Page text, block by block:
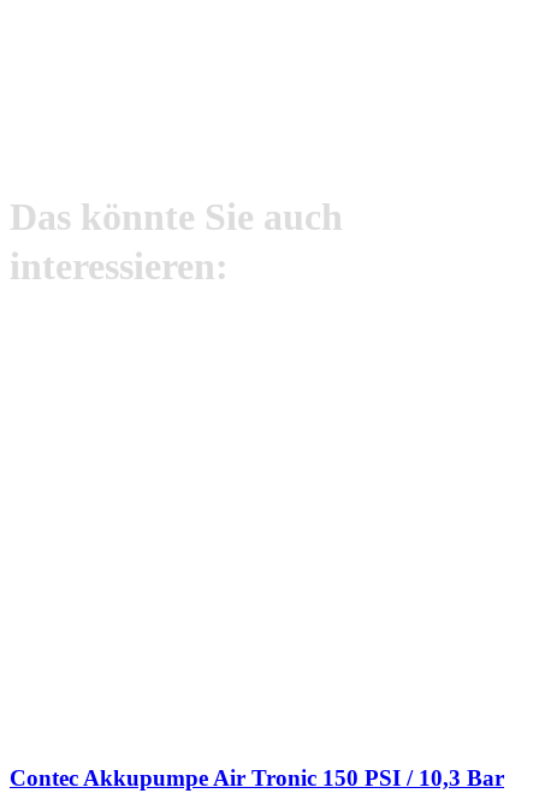
Das könnte Sie auch
interessieren:
Contec Akkupumpe Air Tronic 150 PSI / 10,3 Bar